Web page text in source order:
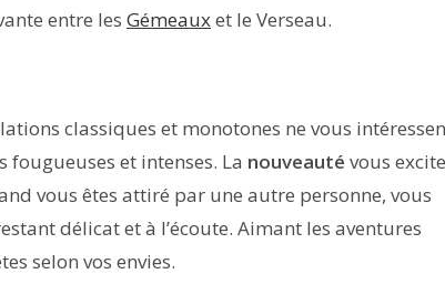
entre les Gémeauxet le Verseau.
classiques et monotones ne vous
et intenses. La nouveauté vous excite
vous êtes attiré par une autre personne, vous
délicat et à l’écoute. Aimant les aventures
selon vos envies.